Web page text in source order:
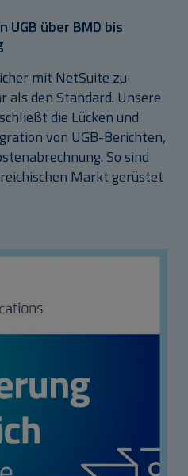
über BMD bis
mit NetSuite zu
als den Standard. Unsere
die Lücken und
von UGB-Berichten,
So sind
Markt gerüstet